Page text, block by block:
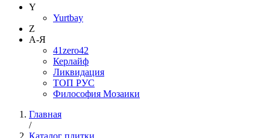
Y
Yurtbay
Z
А-Я
41zero42
Керлайф
Ликвидация
ТОП РУС
Философия Мозаики
Главная
/
Каталог плитки